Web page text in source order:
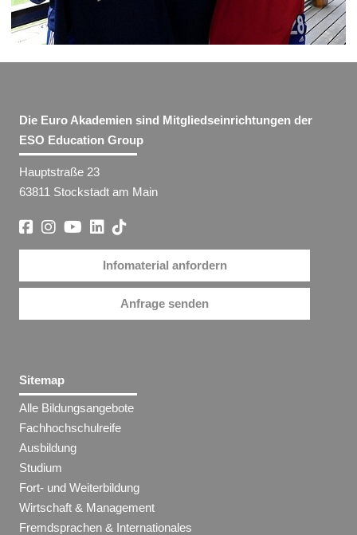
Die Euro Akademien sind Mitgliedseinrichtungen der
ESO Education Group
Hauptstraße 23
63811 Stockstadt am Main
Infomaterial anfordern
Anfrage senden
Sitemap
Alle Bildungsangebote
Fachhochschulreife
Ausbildung
Studium
Fort- und Weiterbildung
Wirtschaft & Management
Fremdsprachen & Internationales